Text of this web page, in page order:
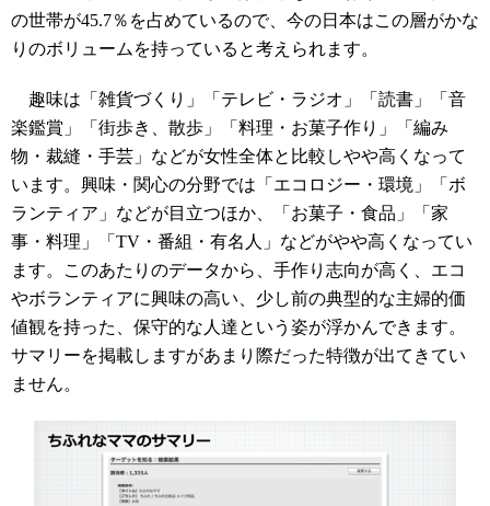
の世帯が45.7％を占めているので、今の日本はこの層がかな
りのボリュームを持っていると考えられます。
趣味は「雑貨づくり」「テレビ・ラジオ」「読書」「音
楽鑑賞」「街歩き、散歩」「料理・お菓子作り」「編み
物・裁縫・手芸」などが女性全体と比較しやや高くなって
います。興味・関心の分野では「エコロジー・環境」「ボ
ランティア」などが目立つほか、「お菓子・食品」「家
事・料理」「TV・番組・有名人」などがやや高くなってい
ます。このあたりのデータから、手作り志向が高く、エコ
やボランティアに興味の高い、少し前の典型的な主婦的価
値観を持った、保守的な人達という姿が浮かんできます。
サマリーを掲載しますがあまり際だった特徴が出てきてい
ません。